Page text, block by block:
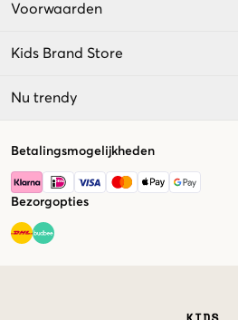
Voorwaarden
Kids Brand Store
Nu trendy
Betalingsmogelijkheden
Bezorgopties